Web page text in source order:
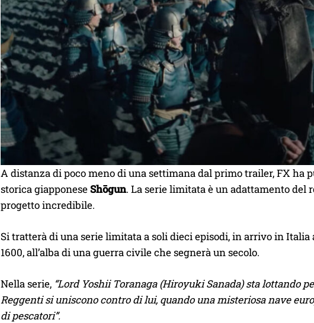
A distanza di poco meno di una settimana dal primo trailer, FX ha
storica giapponeseShōgun. La serie limitata è un adattamento del
progetto incredibile.
Si tratterà di una serie limitata a soli dieci episodi, in arrivo in
1600, all’alba di una guerra civile che segnerà un secolo.
Nella serie, “Lord Yoshii Toranaga (Hiroyuki Sanada) sta lottando
Reggenti si uniscono contro di lui, quando una misteriosa nave
di pescatori”.